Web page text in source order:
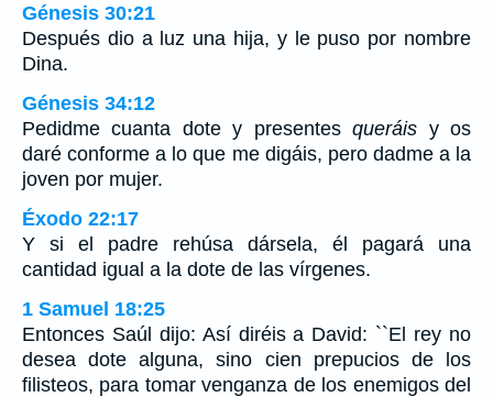
Génesis 30:21
Después dio a luz una hija, y le puso por nombre
Dina.
Génesis 34:12
Pedidme cuanta dote y presentesqueráis y os
daré conforme a lo que me digáis, pero dadme a la
joven por mujer.
Éxodo 22:17
Y si el padre rehúsa dársela, él pagará una
cantidad igual a la dote de las vírgenes.
1 Samuel 18:25
Entonces Saúl dijo: Así diréis a David: ``El rey no
desea dote alguna, sino cien prepucios de los
filisteos, para tomar venganza de los enemigos del